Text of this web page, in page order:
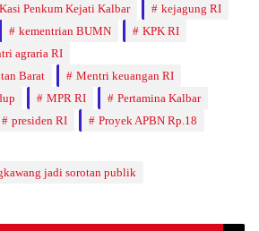
Kasi Penkum Kejati Kalbar
kejagung RI
kementrian BUMN
KPK RI
agraria RI
Barat
Mentri keuangan RI
MPR RI
Pertamina Kalbar
presiden RI Proyek APBN Rp.18
jadi sorotan publik